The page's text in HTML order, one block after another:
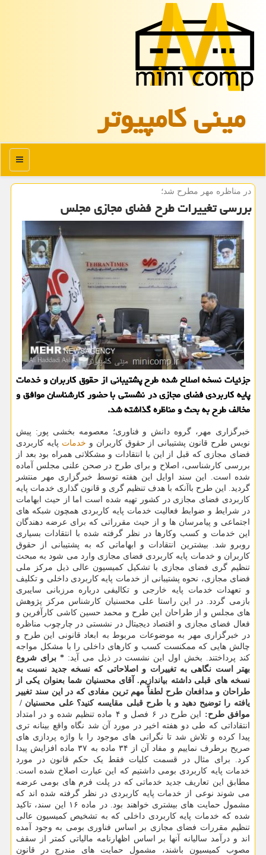
مینی كامپیوتر
منو
در مناظره مهر مطرح شد؛
بررسی تغییرات طرح فضای مجازی مجلس
جزئیات نسخه اصلاح شده طرح پشتیبانی از حقوق کاربران و خدمات
پایه کاربردی فضای مجازی در نشستی با حضور کارشناسان موافق و
مخالف طرح به بحث و مناظره گذاشته شد.
خبرگزاری مهر، گروه دانش و فناوری؛ معصومه بخشی پور: پیش
نویس طرح قانون پشتیبانی از حقوق کاربران و خدمات پایه کاربردی
فضای مجازی که قبل از این با انتقادات و مشکلاتی همراه بود بعد از
بررسی کارشناسی، اصلاح و برای طرح در صحن علنی مجلس آماده
شده است. این سند اوایل این هفته توسط خبرگزاری مهر منتشر
گردید. این طرح باآنکه با هدف تنظیم گری و قانون گذاری خدمات پایه
کاربردی فضای مجازی در کشور تهیه شده است اما از حیث ابهامات
در شرایط و ضوابط فعالیت خدمات پایه کاربردی همچون شبکه های
اجتماعی و پیامرسان ها و از حیث مقرراتی که برای عرضه دهندگان
این خدمات و کسب وکارها در نظر گرفته شده با انتقادات بسیاری
روبرو شد. بیشترین انتقادات و ابهاماتی که به پشتیبانی از حقوق
کاربران و خدمات پایه کاربردی فضای مجازی وارد می شود به مبحث
تنظیم گری فضای مجازی با تشکیل کمیسیون عالی ذیل مرکز ملی
فضای مجازی، نحوه پشتیبانی از خدمات پایه کاربردی داخلی و تکلیف
و تعهدات خدمات پایه خارجی و تکالیفی درباره مرزبانی سایبری
بازمی گردد. در این راستا علی محسنیان کارشناس مرکز پژوهش
های مجلس و از طراحان این طرح و محمد حسین کاشی کارآفرین و
فعال فضای مجازی و اقتصاد دیجیتال در نشستی در چارچوب مناظره
در خبرگزاری مهر به موضوعات مربوط به ابعاد قانونی این طرح و
چالش هایی که ممکنست کسب و کارهای داخلی را با مشکل مواجه
کند پرداختند. بخش اول این نشست در ذیل می آید:* برای شروع
بهتر است نگاهی به تغییرات و اصلاحاتی که نسخه جدید نسبت به
نسخه های قبلی داشته بیاندازیم. آقای محسنیان شما بعنوان یکی از
طراحان و مدافعان طرح لطفاً مهم ترین مفادی که در این سند تغییر
یافته را توضیح دهید و با طرح قبلی مقایسه کنید؟ علی محسنیان / ‏‬
موافق طرح:
این طرح در ۶ فصل و ۴ ماده تنظیم شده و در امتداد
انتقاداتی که طی دو هفته اخیر در مورد آن شد نگاه واقع بینانه تری
پیدا کرده و تلاش شد تا نگرانی های موجود را با واژه پردازی های
صریح برطرف نماییم و مفاد آن از ۳۴ ماده به ۳۷ ماده افزایش پیدا
کرد. برای مثال در قسمت کلیات فقط یک حکم قانون در مورد
خدمات پایه کاربردی بومی داشتیم که این عبارت اصلاح شده است.
مطابق این تعاریف جدید خدماتی که در پلت فرم های بومی عرضه
می شوند نوعی از خدمات پایه کاربردی در نظر گرفته شده اند که
مشمول حمایت های بیشتری خواهند بود. در ماده ۱۶ این سند، تاکید
شده که خدمات پایه کاربردی داخلی که به تشخیص کمیسیون عالی
تنظیم مقررات فضای مجازی بر اساس فناوری بومی به وجود آمده
اند و درآمد سالیانه آنها بر اساس اظهارنامه مالیاتی کمتر از سقف
مصوب کمیسیون باشند، مشمول حمایت های مندرج در قانون